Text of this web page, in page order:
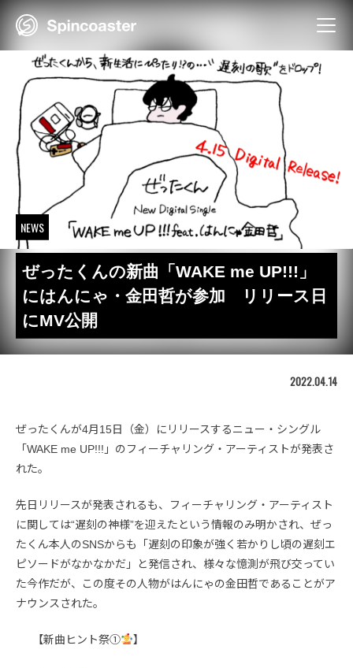
Skip
NEWS
ぜったくんの新曲「WAKE me UP!!!」
にはんにゃ・金田哲が参加 リリース日
にMV公開
2022.04.14
ぜったくんが4月15日（金）にリリースするニュー・シングル
「WAKE me UP!!!」のフィーチャリング・アーティストが発表さ
れた。
先日リリースが発表されるも、フィーチャリング・アーティスト
に関しては“遅刻の神様”を迎えたという情報のみ明かされ、ぜっ
たくん本人のSNSからも「遅刻の印象が強く若かりし頃の遅刻エ
ピソードがなかなかだ」と発信され、様々な憶測が飛び交ってい
た今作だが、この度その人物がはんにゃの金田哲であることがア
ナウンスされた。
【新曲ヒント祭① 】